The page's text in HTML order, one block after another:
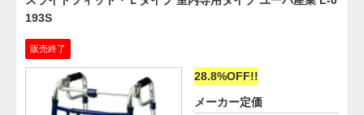
193S
販売終了
28.8%OFF!!
メーカー定価